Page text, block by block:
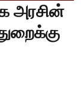
அரசின்